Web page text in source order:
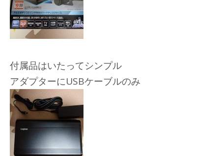
付属品はいたってシンプル
アダプターにUSBケーブルのみ